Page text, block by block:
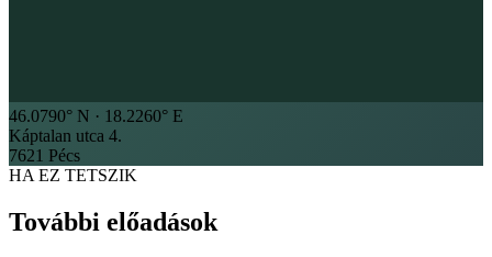
46.0790° N · 18.2260° E
Káptalan utca 4.
7621 Pécs
HA EZ TETSZIK
További előadások